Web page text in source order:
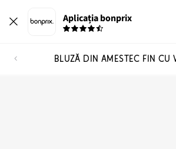
Aplicația bonprix
BLUZĂ DIN AMESTEC FIN CU